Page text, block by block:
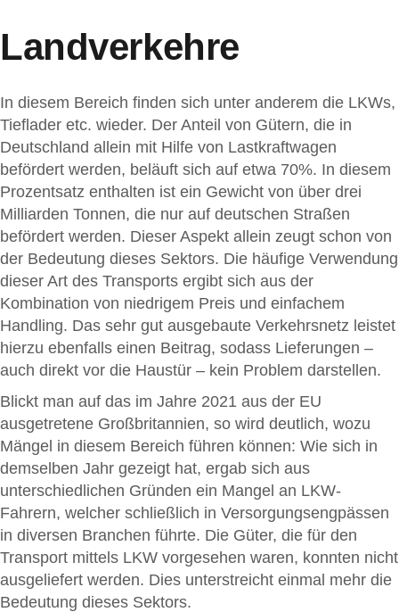
Landverkehre
In diesem Bereich finden sich unter anderem die LKWs,
Tieflader etc. wieder. Der Anteil von Gütern, die in
Deutschland allein mit Hilfe von Lastkraftwagen
befördert werden, beläuft sich auf etwa 70%. In diesem
Prozentsatz enthalten ist ein Gewicht von über drei
Milliarden Tonnen, die nur auf deutschen Straßen
befördert werden. Dieser Aspekt allein zeugt schon von
der Bedeutung dieses Sektors. Die häufige Verwendung
dieser Art des Transports ergibt sich aus der
Kombination von niedrigem Preis und einfachem
Handling. Das sehr gut ausgebaute Verkehrsnetz leistet
hierzu ebenfalls einen Beitrag, sodass Lieferungen –
auch direkt vor die Haustür – kein Problem darstellen.
Blickt man auf das im Jahre 2021 aus der EU
ausgetretene Großbritannien, so wird deutlich, wozu
Mängel in diesem Bereich führen können: Wie sich in
demselben Jahr gezeigt hat, ergab sich aus
unterschiedlichen Gründen ein Mangel an LKW-
Fahrern, welcher schließlich in Versorgungsengpässen
in diversen Branchen führte. Die Güter, die für den
Transport mittels LKW vorgesehen waren, konnten nicht
ausgeliefert werden. Dies unterstreicht einmal mehr die
Bedeutung dieses Sektors.